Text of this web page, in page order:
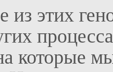
из этих
которые